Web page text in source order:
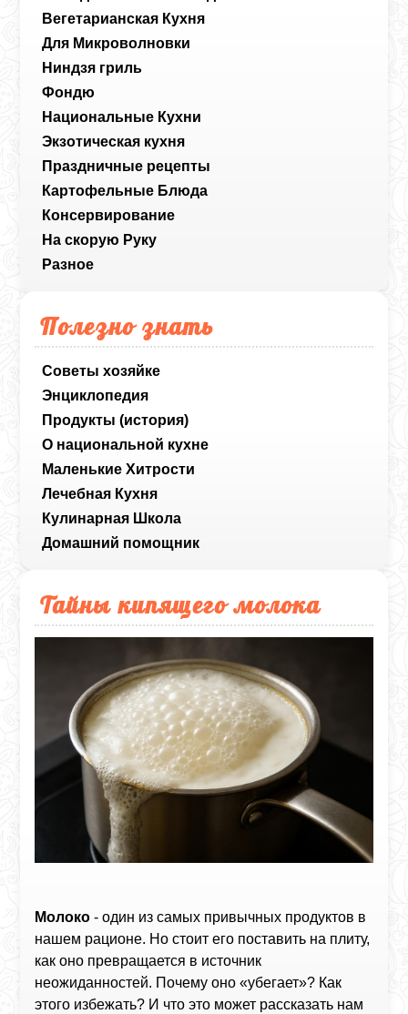
Вегетарианская Кухня
Для Микроволновки
Ниндзя гриль
Фондю
Национальные Кухни
Экзотическая кухня
Праздничные рецепты
Картофельные Блюда
Консервирование
На скорую Руку
Разное
Полезно знать
Советы хозяйке
Энциклопедия
Продукты (история)
О национальной кухне
Маленькие Хитрости
Лечебная Кухня
Кулинарная Школа
Домашний помощник
Тайны кипящего молока
Молоко - один из самых привычных продуктов в
нашем рационе. Но стоит его поставить на плиту,
как оно превращается в источник
неожиданностей. Почему оно «убегает»? Как
этого избежать? И что это может рассказать нам